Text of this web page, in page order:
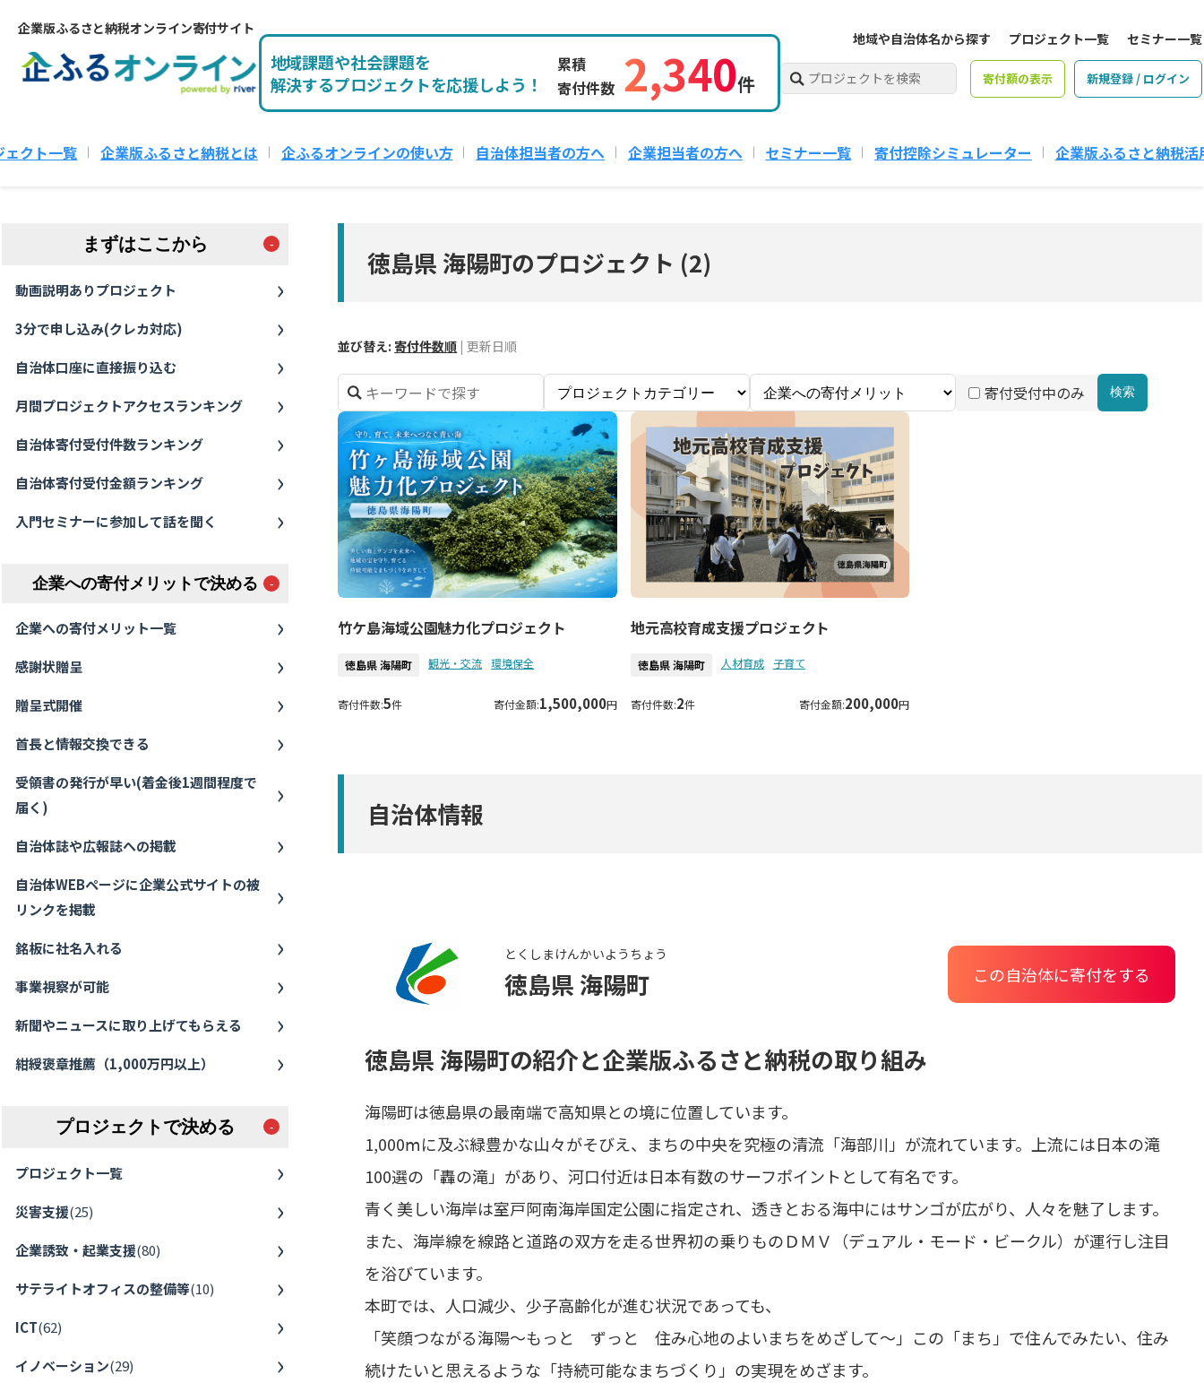
企業版ふるさと納税オンライン寄付サイト
地域課題や社会課題を
解決するプロジェクトを応援しよう！
累積
寄付件数 2,340件
地域や自治体名から探す プロジェクト一覧 セミナー一覧
寄付額の表示 新規登録 / ログイン
ェクト一覧 企業版ふるさと納税とは 企ふるオンラインの使い方 自治体担当者の方へ 企業担当者の方へ セミナー一覧 寄付控除シミュレーター 企業版ふるさと納税活
まずはここから
動画説明ありプロジェクト
3分で申し込み(クレカ対応)
自治体口座に直接振り込む
月間プロジェクトアクセスランキング
自治体寄付受付件数ランキング
自治体寄付受付金額ランキング
入門セミナーに参加して話を聞く
企業への寄付メリットで決める
企業への寄付メリット一覧
感謝状贈呈
贈呈式開催
首長と情報交換できる
受領書の発行が早い(着金後1週間程度で
届く)
自治体誌や広報誌への掲載
自治体WEBページに企業公式サイトの被
リンクを掲載
銘板に社名入れる
事業視察が可能
新聞やニュースに取り上げてもらえる
紺綬褒章推薦（1,000万円以上）
プロジェクトで決める
プロジェクト一覧
災害支援(25)
企業誘致・起業支援(80)
サテライトオフィスの整備等(10)
ICT(62)
イノベーション(29)
徳島県 海陽町のプロジェクト (2)
並び替え: 寄付件数順 | 更新日順
寄付受付中のみ 検索
竹ケ島海域公園魅力化プロジェクト
徳島県 海陽町 観光・交流 環境保全
寄付件数:5件 寄付金額:1,500,000円
地元高校育成支援プロジェクト
徳島県 海陽町 人材育成 子育て
寄付件数:2件 寄付金額:200,000円
自治体情報
とくしまけん
徳島県
かいようちょう
海陽町 この自治体に寄付をする
徳島県 海陽町の紹介と企業版ふるさと納税の取り組み
海陽町は徳島県の最南端で高知県との境に位置しています。
1,000ⅿに及ぶ緑豊かな山々がそびえ、まちの中央を究極の清流「海部川」が流れています。上流には日本の滝
100選の「轟の滝」があり、河口付近は日本有数のサーフポイントとして有名です。
青く美しい海岸は室戸阿南海岸国定公園に指定され、透きとおる海中にはサンゴが広がり、人々を魅了します。
また、海岸線を線路と道路の双方を走る世界初の乗りものＤＭＶ（デュアル・モード・ビークル）が運行し注目
を浴びています。
本町では、人口減少、少子高齢化が進む状況であっても、
「笑顔つながる海陽～もっと ずっと 住み心地のよいまちをめざして～」この「まち」で住んでみたい、住み
続けたいと思えるような「持続可能なまちづくり」の実現をめざます。